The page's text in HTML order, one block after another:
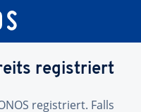
registriert
registriert. Falls